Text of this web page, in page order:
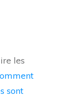
les
sont